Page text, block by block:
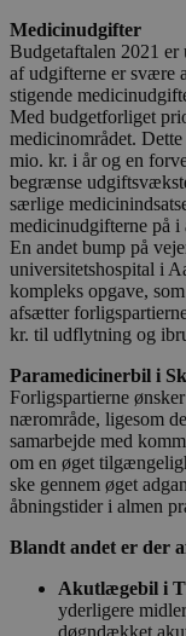
Medicinudgifter
Budgetaftalen 2021 er
af udgifterne er svære
stigende
Med budgetforliget
medicinområdet.
mio. kr. i år og en
begrænse
særlige
medicinudgifterne på
En andet bump på
universitetshospital i
kompleks opgave,
afsætter
kr. til udflytning og
Paramedicinerbil i
Forligspartierne
nærområde, ligesom
samarbejde med
om en øget
ske gennem øget
åbningstider i almen
Blandt andet er der
Akutlægebil i
yderligere
døgndækket